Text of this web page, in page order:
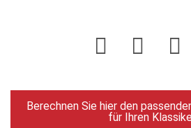
Berechnen Sie hier den
für Ihren